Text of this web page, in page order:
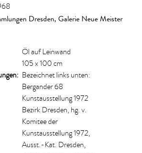
Dresden, Galerie Neue Meister
Öl auf Leinwand
105 x 100 cm
Bezeichnet links unten:
Bergander 68
Kunstausstellung 1972
Bezirk Dresden, hg. v.
Komitee der
Kunstausstellung 1972,
Ausst.-Kat. Dresden,